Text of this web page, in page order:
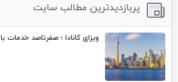
پربازدیدترین مطالب سایت
ویزای کانادا ؛ صفرتاصد خدمات